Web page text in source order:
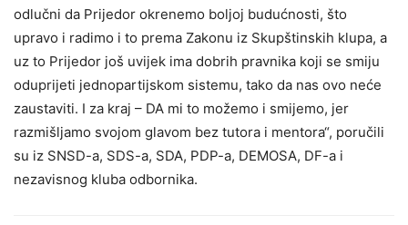
odlučni da Prijedor okrenemo boljoj budućnosti, što
upravo i radimo i to prema Zakonu iz Skupštinskih klupa, a
uz to Prijedor još uvijek ima dobrih pravnika koji se smiju
oduprijeti jednopartijskom sistemu, tako da nas ovo neće
zaustaviti. I za kraj – DA mi to možemo i smijemo, jer
razmišljamo svojom glavom bez tutora i mentora“, poručili
su iz SNSD-a, SDS-a, SDA, PDP-a, DEMOSA, DF-a i
nezavisnog kluba odbornika.